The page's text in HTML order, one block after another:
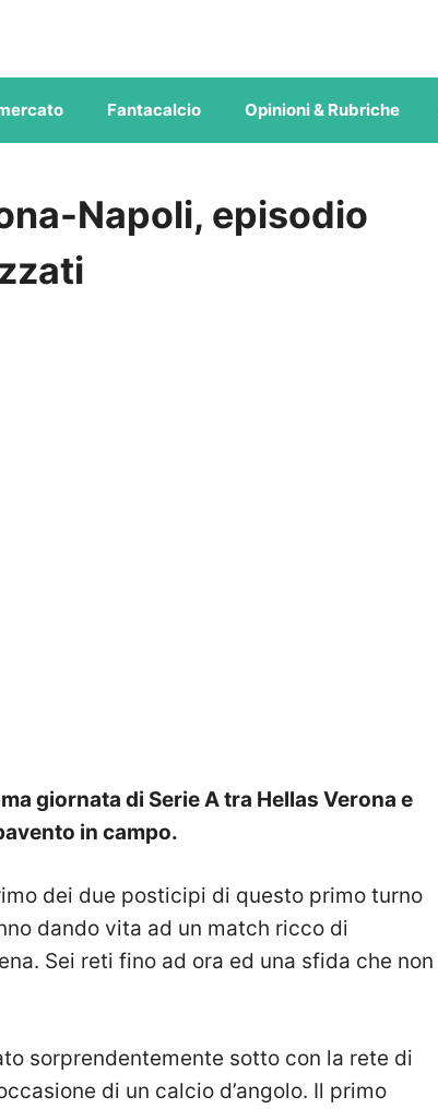
Fantacalcio Opinioni & Rubriche
Napoli, episodio
giornata di Serie A tra Hellas Verona e
in campo.
dei due posticipi di questo primo turno
dando vita ad un match ricco di
Sei reti fino ad ora ed una sfida che non
sorprendentemente sotto con la rete di
di un calcio d’angolo. Il primo